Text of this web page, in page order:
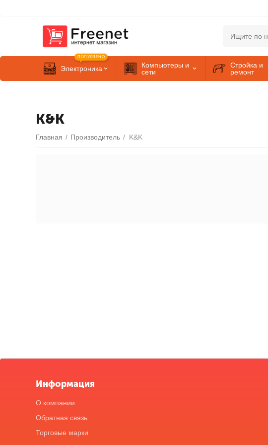
Электроника
ПОПУЛЯРНО
Компьютеры и
сети
Стройка и
ремонт
K&K
Главная / Производитель / K&K
Информация
О компании
Обратная связь
Торговые марки